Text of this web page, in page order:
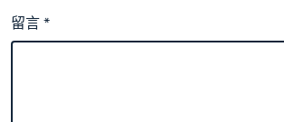
留言*